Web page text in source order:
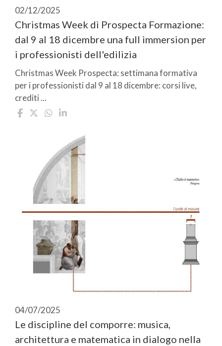
02/12/2025
Christmas Week di Prospecta Formazione:
dal 9 al 18 dicembre una full immersion per
i professionisti dell'edilizia
Christmas Week Prospecta: settimana formativa
per i professionisti dal 9 al 18 dicembre: corsi live,
crediti ...
04/07/2025
Le discipline del comporre: musica,
architettura e matematica in dialogo nella